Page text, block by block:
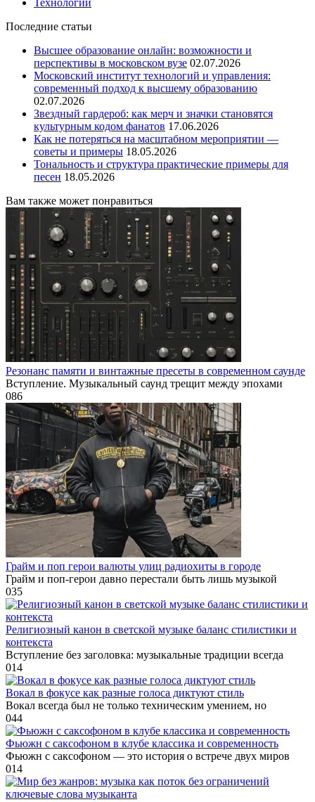
Технологии
Последние статьи
Высшее образование онлайн: возможности и
перспективы в московском вузе 02.07.2026
Московский институт технологий и управления:
современный подход к высшему образованию
02.07.2026
Звездный гардероб: как мерч и значки становятся
культурным кодом фанатов 17.06.2026
Как не потеряться на масштабном мероприятии —
советы и примеры 18.05.2026
Тональность и структура практические примеры для
песен 18.05.2026
Вам также может понравиться
Резонанс памяти и винтажные пресеты в современном саунде
Вступление. Музыкальный саунд трещит между эпохами
086
Грайм и поп герои валюты улиц радиохиты в городе
Грайм и поп-герои давно перестали быть лишь музыкой
035
Религиозный канон в светской музыке баланс стилистики и
контекста
Вступление без заголовка: музыкальные традиции всегда
014
Вокал в фокусе как разные голоса диктуют стиль
Вокал всегда был не только техническим умением, но
044
Фьюжн с саксофоном в клубе классика и современность
Фьюжн с саксофоном — это история о встрече двух миров
014